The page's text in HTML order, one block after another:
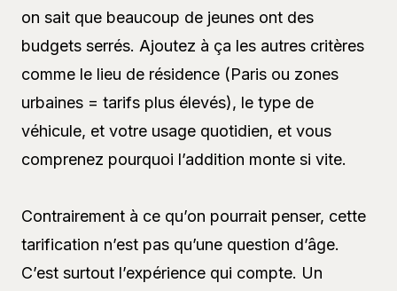
on sait que beaucoup de jeunes ont des
budgets serrés. Ajoutez à ça les autres critères
comme le lieu de résidence (Paris ou zones
urbaines = tarifs plus élevés), le type de
véhicule, et votre usage quotidien, et vous
comprenez pourquoi l’addition monte si vite.
Contrairement à ce qu’on pourrait penser, cette
tarification n’est pas qu’une question d’âge.
C’est surtout l’expérience qui compte. Un